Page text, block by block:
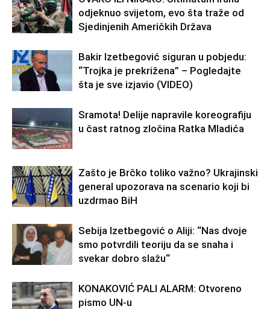
odjeknuo svijetom, evo šta traže od
Sjedinjenih Američkih Država
Bakir Izetbegović siguran u pobjedu:
“Trojka je prekrižena” – Pogledajte
šta je sve izjavio (VIDEO)
Sramota! Delije napravile koreografiju
u čast ratnog zločina Ratka Mladića
Zašto je Brčko toliko važno? Ukrajinski
general upozorava na scenario koji bi
uzdrmao BiH
Sebija Izetbegović o Aliji: “Nas dvoje
smo potvrdili teoriju da se snaha i
svekar dobro slažu“
KONAKOVIĆ PALI ALARM: Otvoreno
pismo UN-u